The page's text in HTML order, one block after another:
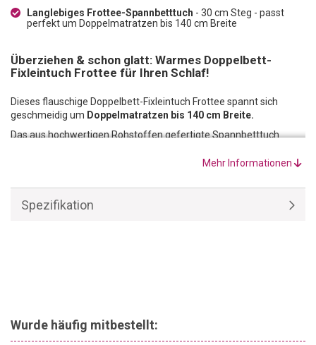
Langlebiges Frottee-Spannbetttuch - 30 cm Steg - passt
perfekt um Doppelmatratzen bis 140 cm Breite
Überziehen & schon glatt: Warmes Doppelbett-
Fixleintuch Frottee für Ihren Schlaf!
Dieses flauschige Doppelbett-Fixleintuch Frottee spannt sich
geschmeidig um Doppelmatratzen bis 140 cm Breite.
Das aus hochwertigen Rohstoffen gefertigte Spannbetttuch
und ist daher besonders warm. Das
Mehr Informationen
Spezifikation
Wurde häufig mitbestellt: